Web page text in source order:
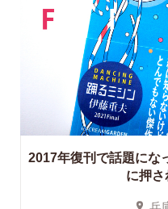
2017年復刊で話題にな
に押さ